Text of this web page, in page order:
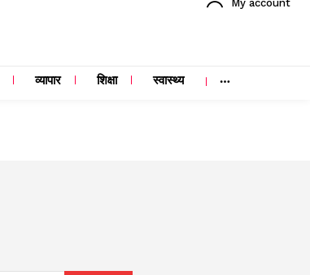
My account
व्यापार शिक्षा स्वास्थ्य